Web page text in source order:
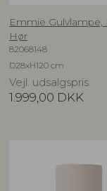
Emmie Gulvlampe,
Hør
82068148
D28xH120 cm
Vejl. udsalgspris
1.999,00 DKK